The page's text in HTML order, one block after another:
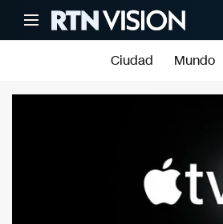
Ciudad Mundo